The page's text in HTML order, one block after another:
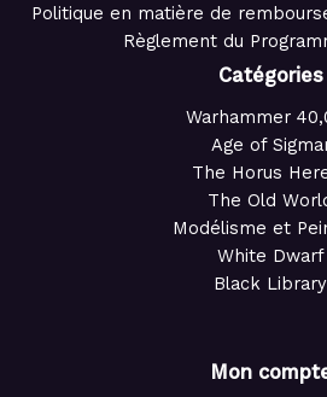
Politique en matière de
Règlement du
Catégories
Warhammer
Age of
The Horus
The Old
Modélisme et
White Dwarf
Black Library
Mon